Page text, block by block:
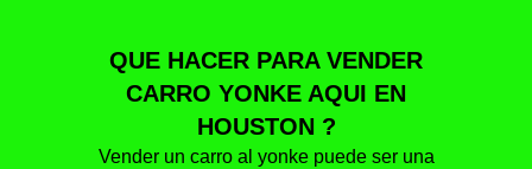
QUE HACER PARA VENDER
CARRO YONKE AQUI EN
HOUSTON ?
Vender un carro al yonke puede ser una